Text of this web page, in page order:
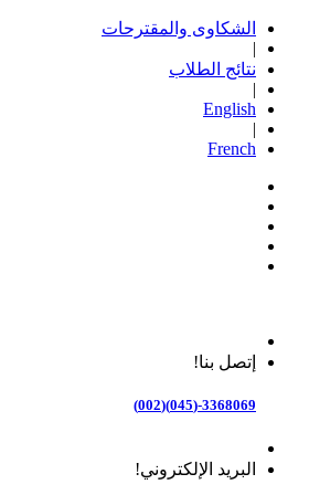
الشكاوى والمقترحات
|
نتائج الطلاب
|
English
|
French
إتصل بنا!
3368069-(045)(002)
البريد الإلكتروني!